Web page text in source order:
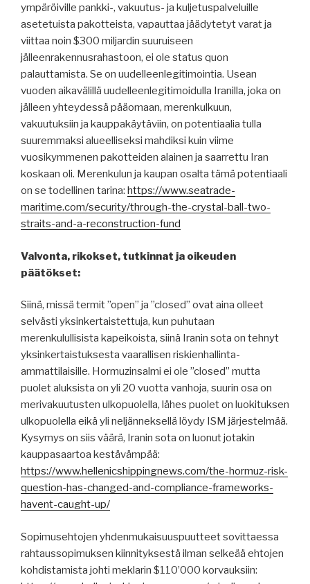
ympäröiville pankki-, vakuutus- ja kuljetuspalveluille
asetetuista pakotteista, vapauttaa jäädytetyt varat ja
viittaa noin $300 miljardin suuruiseen
jälleenrakennusrahastoon, ei ole status quon
palauttamista. Se on uudelleenlegitimointia. Usean
vuoden aikavälillä uudelleenlegitimoidulla Iranilla, joka on
jälleen yhteydessä pääomaan, merenkulkuun,
vakuutuksiin ja kauppakäytäviin, on potentiaalia tulla
suuremmaksi alueelliseksi mahdiksi kuin viime
vuosikymmenen pakotteiden alainen ja saarrettu Iran
koskaan oli. Merenkulun ja kaupan osalta tämä potentiaali
on se todellinen tarina: https://www.seatrade-
maritime.com/security/through-the-crystal-ball-two-
straits-and-a-reconstruction-fund
Valvonta, rikokset, tutkinnat ja oikeuden
päätökset:
Siinä, missä termit ”open” ja ”closed” ovat aina olleet
selvästi yksinkertaistettuja, kun puhutaan
merenkulullisista kapeikoista, siinä Iranin sota on tehnyt
yksinkertaistuksesta vaarallisen riskienhallinta-
ammattilaisille. Hormuzinsalmi ei ole ”closed” mutta
puolet aluksista on yli 20 vuotta vanhoja, suurin osa on
merivakuutusten ulkopuolella, lähes puolet on luokituksen
ulkopuolella eikä yli neljänneksellä löydy ISM järjestelmää.
Kysymys on siis väärä, Iranin sota on luonut jotakin
kauppasaartoa kestävämpää:
https://www.hellenicshippingnews.com/the-hormuz-risk-
question-has-changed-and-compliance-frameworks-
havent-caught-up/
Sopimusehtojen yhdenmukaisuuspuutteet sovittaessa
rahtaussopimuksen kiinnityksestä ilman selkeää ehtojen
kohdistamista johti meklarin $110’000 korvauksiin: